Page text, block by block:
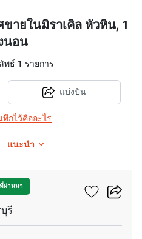
ายในมิราเคิล หัวหิน, 1
นอน
พธ์ 1 รายการ
กไว้คืออะไร
แบ่งปัน
แนะนำ
ผ่านมา
รี